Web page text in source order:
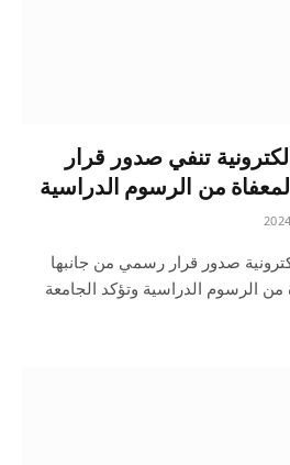
تنفي صدور قرار
من الرسوم الدراسية
صدور قرار رسمي من جانبها
من الرسوم الدراسية وتؤكد الجامعة